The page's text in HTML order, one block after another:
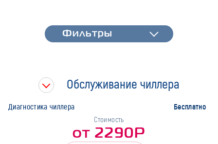
Фильтры
Марка
Фильтры
Обслуживание чиллера
Диагностика чиллера Бесплатно
Стоимость
от 2290Р